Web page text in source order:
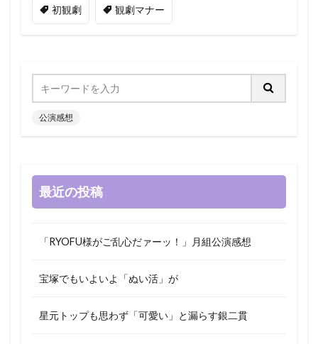
初観劇 観劇マナー
公演感想
最近の投稿
「RYOFU様がご乱心だァーッ！」月組公演感想
宝塚でもいよいよ「ぬい活」が
星元トップも思わず「可愛い」と漏らす銀二貫